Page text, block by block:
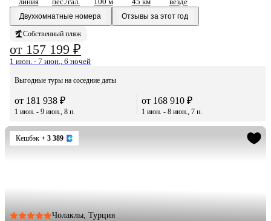
линия пес./гал. 100 м 45 км
везде
Двухкомнатные номера
Отзывы за этот год
Собственный пляж
от 157 199 ₽
1 июн. - 7 июн., 6 ночей
Выгодные туры на соседние даты
от 181 938 ₽
1 июн. - 9 июн., 8 н.
от 168 910 ₽
1 июн. - 8 июн., 7 н.
Кешбэк + 3 389
Чолаклы, Турция